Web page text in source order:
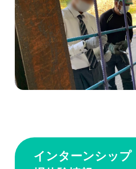
インターンシップ